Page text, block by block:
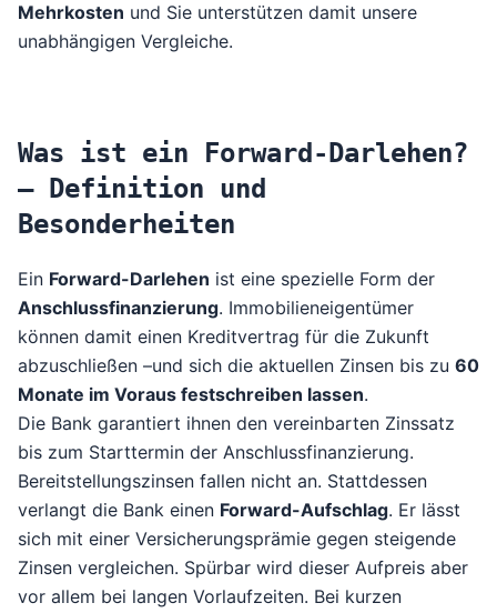
Mehrkosten und Sie unterstützen damit unsere
unabhängigen Vergleiche.
Was ist ein Forward-Darlehen?
– Definition und
Besonderheiten
Ein Forward-Darlehen ist eine spezielle Form der
Anschlussfinanzierung. Immobilieneigentümer
können damit einen Kreditvertrag für die Zukunft
abzuschließen –und sich die aktuellen Zinsen bis zu 60
Monate im Voraus festschreiben lassen.
Die Bank garantiert ihnen den vereinbarten Zinssatz
bis zum Starttermin der Anschlussfinanzierung.
Bereitstellungszinsen fallen nicht an. Stattdessen
verlangt die Bank einen Forward-Aufschlag. Er lässt
sich mit einer Versicherungsprämie gegen steigende
Zinsen vergleichen. Spürbar wird dieser Aufpreis aber
vor allem bei langen Vorlaufzeiten. Bei kurzen